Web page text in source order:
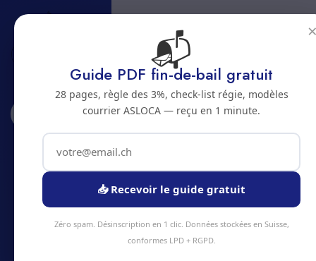
Accueil Abonnements Perrefitte
Abonnement nettoyage a
Perrefitte
Economisez jusqu'a 20% avec un abonnement
nettoyage regulier a Perrefitte
📬
Guide PDF fin-de-bail gratuit
28 pages, règle des 3%, check-list régie, modèles
courrier ASLOCA — reçu en 1 minute.
📥 Recevoir le guide gratuit
Zéro spam. Désinscription en 1 clic. Données stockées en Suisse,
conformes LPD + RGPD.